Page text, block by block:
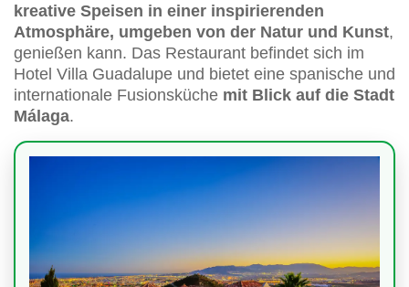
kreative Speisen in einer inspirierenden
Atmosphäre, umgeben von der Natur und Kunst,
genießen kann. Das Restaurant befindet sich im
Hotel Villa Guadalupe und bietet eine spanische und
internationale Fusionsküche mit Blick auf die Stadt
Málaga.